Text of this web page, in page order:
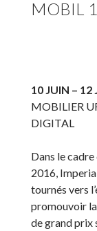
MOBIL 1
10 JUIN – 12
MOBILIER
DIGITAL
Dans le
2016,
tournés vers
promouvoir
de grand prix